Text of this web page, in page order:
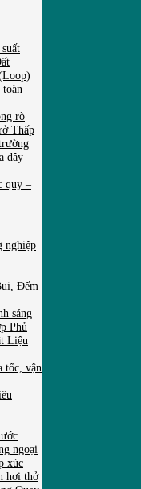
rò
Thấp
dây
quy –
nghiệp
Đếm
sáng
Phủ
Liệu
tốc, vận
ngoại
xúc
hơi thở